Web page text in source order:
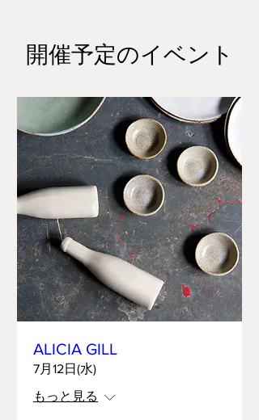
開催予定のイベント
ALICIA GILL
7月12日(水)
もっと見る